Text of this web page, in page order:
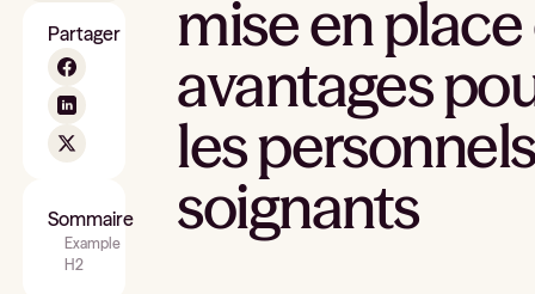
Partager
Sommaire
Example
H2
mise en
avantages
les personnels
soignants